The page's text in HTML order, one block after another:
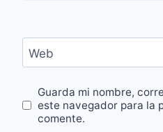
Web
Guarda mi nombre,
este navegador para la
comente.